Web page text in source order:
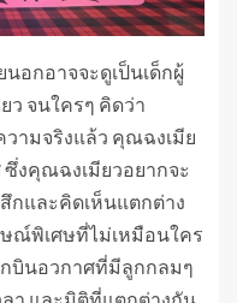
นอกอาจจะดูเป็นเด็กผู้
ว จนใครๆ คิดว่า
วามจริงแล้ว คุณฉงเมีย
ซึ่งคุณฉงเมียวอยากจะ
และคิดเห็นแตกต่าง
ณ์พิเศษที่ไม่เหมือนใคร
กบินอวกาศที่มีลูกกลมๆ
ลา และมิติที่แตกต่างกัน